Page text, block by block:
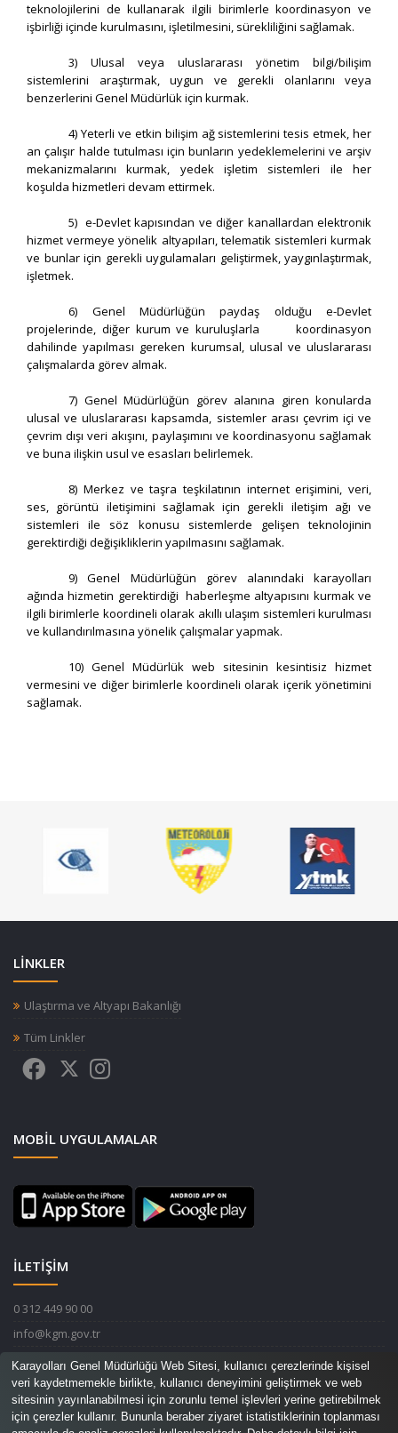
teknolojilerini de kullanarak ilgili birimlerle koordinasyon ve
işbirliği içinde kurulmasını, işletilmesini, sürekliliğini sağlamak.
3) Ulusal veya uluslararası yönetim bilgi/bilişim
sistemlerini araştırmak, uygun ve gerekli olanlarını veya
benzerlerini Genel Müdürlük için kurmak.
4) Yeterli ve etkin bilişim ağ sistemlerini tesis etmek, her
an çalışır halde tutulması için bunların yedeklemelerini ve arşiv
mekanizmalarını kurmak, yedek işletim sistemleri ile her
koşulda hizmetleri devam ettirmek.
5) e-Devlet kapısından ve diğer kanallardan elektronik
hizmet vermeye yönelik altyapıları, telematik sistemleri kurmak
ve bunlar için gerekli uygulamaları geliştirmek, yaygınlaştırmak,
işletmek.
6) Genel Müdürlüğün paydaş olduğu e-Devlet
projelerinde, diğer kurum ve kuruluşlarla koordinasyon
dahilinde yapılması gereken kurumsal, ulusal ve uluslararası
çalışmalarda görev almak.
7) Genel Müdürlüğün görev alanına giren konularda
ulusal ve uluslararası kapsamda, sistemler arası çevrim içi ve
çevrim dışı veri akışını, paylaşımını ve koordinasyonu sağlamak
ve buna ilişkin usul ve esasları belirlemek.
8) Merkez ve taşra teşkilatının internet erişimini, veri,
ses, görüntü iletişimini sağlamak için gerekli iletişim ağı ve
sistemleri ile söz konusu sistemlerde gelişen teknolojinin
gerektirdiği değişikliklerin yapılmasını sağlamak.
9) Genel Müdürlüğün görev alanındaki karayolları
ağında hizmetin gerektirdiği haberleşme altyapısını kurmak ve
ilgili birimlerle koordineli olarak akıllı ulaşım sistemleri kurulması
ve kullandırılmasına yönelik çalışmalar yapmak.
10) Genel Müdürlük web sitesinin kesintisiz hizmet
vermesini ve diğer birimlerle koordineli olarak içerik yönetimini
sağlamak.
LİNKLER
Ulaştırma ve Altyapı Bakanlığı
Tüm Linkler
MOBIL UYGULAMALAR
İLETİŞİM
0 312 449 90 00
info@kgm.gov.tr
Karayolları Genel Müdürlüğü Devlet Mahallesi İnönü Bulvarı No:14
06420 Çankaya / ANKARA
Karayolları Genel Müdürlüğü Web Sitesi, kullanıcı çerezlerinde kişisel
veri kaydetmemekle birlikte, kullanıcı deneyimini geliştirmek ve web
sitesinin yayınlanabilmesi için zorunlu temel işlevleri yerine getirebilmek
için çerezler kullanır. Bununla beraber ziyaret istatistiklerinin toplanması